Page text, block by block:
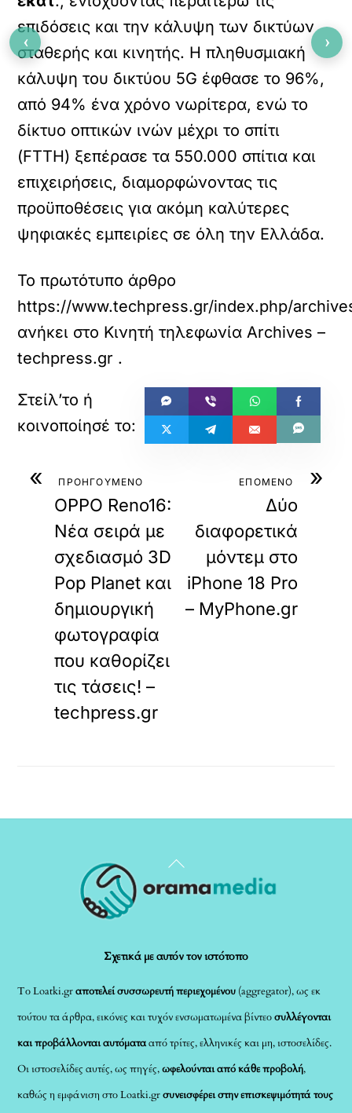
επιδόσεις και την κάλυψη των δικτύων
σταθερής και κινητής. Η πληθυσμιακή
κάλυψη του δικτύου 5G έφθασε το 96%,
από 94% ένα χρόνο νωρίτερα, ενώ το
δίκτυο οπτικών ινών μέχρι το σπίτι
(FTTH) ξεπέρασε τα 550.000 σπίτια και
επιχειρήσεις, διαμορφώνοντας τις
προϋποθέσεις για ακόμη καλύτερες
ψηφιακές εμπειρίες σε όλη την Ελλάδα.
Το πρωτότυπο άρθρο
https://www.techpress.gr/index.php/
ανήκει στο Κινητή τηλεφωνία Archives –
techpress.gr .
« ΠΡΟΗΓΟΥΜΕΝΟ
OPPO Reno16:
Νέα σειρά με
σχεδιασμό 3D
Pop Planet και
δημιουργική
φωτογραφία
που καθορίζει
τις τάσεις! –
techpress.gr
»
ΕΠΟΜΕΝΟ
Δύο
διαφορετικά
μόντεμ στο
iPhone 18 Pro
– MyPhone.gr
Back
To
Σχετικά με αυτόν τον ιστότοπο
Το Loatki.grαποτελεί συσσωρευτή περιεχομένου (aggregator), ως εκ
τούτου τα άρθρα, εικόνες και τυχόν ενσωματωμένα βίντεοσυλλέγονται
και προβάλλονται αυτόματααπό τρίτες, ελληνικές και μη, ιστοσελίδες.
Οι ιστοσελίδες αυτές, ως πηγές,ωφελούνται από κάθε προβολή,
καθώς η εμφάνιση στο Loatki.grσυνεισφέρει στην επισκεψιμότητά τους
‹ ›